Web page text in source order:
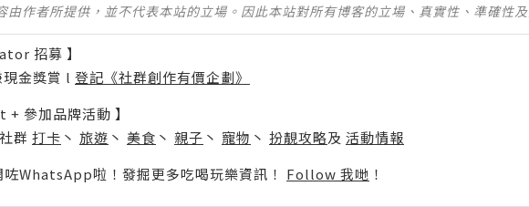
由作者所提供，並不代表本站的立場。因此本站對所有博客的立場、真實性、準確性
招募 】
金獎賞 l 登記《社群創作有價企劃》
+ 參加品牌活動 】
群 打卡 丶 旅遊 丶 美食 丶 親子 丶 寵物 丶 扮靚攻略及 活動情報
WhatsApp啦！發掘更多吃喝玩樂資訊！ Follow 我哋 ！